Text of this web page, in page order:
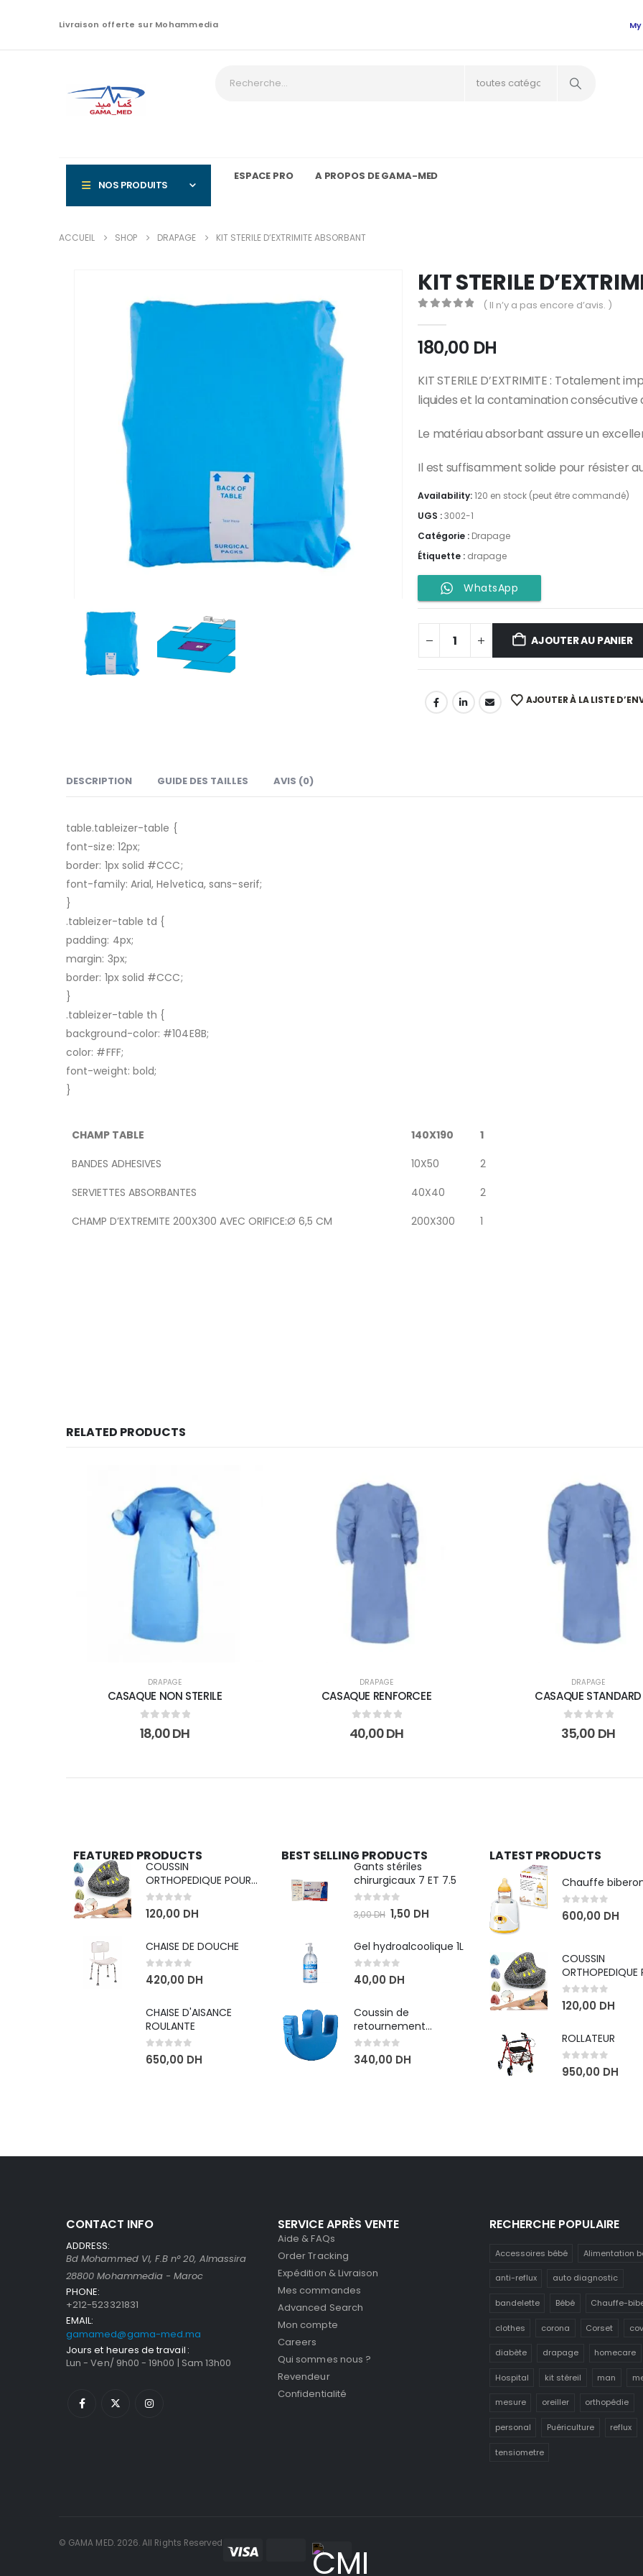
Livraison offerte sur Mohammedia
NOS PRODUITS
ESPACE PRO A PROPOS DE GAMA-MED
ACCUEIL SHOP DRAPAGE KIT STERILE D’EXTRIMITE ABSORBANT
KIT STERILE
( Il n’y a pas encore d’avis. )
180,00 DH
KIT STERILE D’EXTRIMITE :
liquides et la contamination consécutive
Le matériau absorbant assure un
Il est suffisamment solide pour résister
Availability:120 en stock (peut être commandé)
UGS :3002-1
Catégorie : Drapage
Étiquette : drapage
WhatsApp
AJOUTER AU PANIER
AJOUTER À LA LISTE
DESCRIPTION GUIDE DES TAILLES AVIS (0)
table.tableizer-table {
font-size: 12px;
border: 1px solid #CCC;
font-family: Arial, Helvetica, sans-serif;
}
.tableizer-table td {
padding: 4px;
margin: 3px;
border: 1px solid #CCC;
}
.tableizer-table th {
background-color: #104E8B;
color: #FFF;
font-weight: bold;
}
CHAMP TABLE 140X190
1
BANDES ADHESIVES
10X50
2
SERVIETTES ABSORBANTES
40X40
2
CHAMP D’EXTREMITE 200X300 AVEC ORIFICE:Ø 6,5 CM
200X300 1
RELATED PRODUCTS
DRAPAGE
CASAQUE NON STERILE
0sur 5
18,00DH
DRAPAGE
CASAQUE RENFORCEE
sur 5
40,00DH
DRAPAGE
CASAQUE STANDARD
0 sur 5
35,00 DH
FEATURED PRODUCTS
COUSSIN
ORTHOPEDIQUE POUR
GENOU
0sur 5
120,00 DH
CHAISE DE DOUCHE
0 sur 5
420,00 DH
CHAISE D'AISANCE
ROULANTE
0 sur 5
650,00 DH
BEST SELLING PRODUCTS
Gants stériles
chirurgicaux 7 ET 7.5
sur 5
3,00DH 1,50 DH
Gel hydroalcoolique 1L
0 sur 5
40,00 DH
Coussin de
retournement
ergonomique pour lit
médicalisé
0 sur 5
340,00 DH
LATEST PRODUCTS
Chauffe biberon
0 sur 5
600,00 DH
COUSSIN
ORTHOPEDIQUE
GENOU
0sur 5
120,00 DH
ROLLATEUR
0 sur 5
950,00 DH
CONTACT INFO
ADDRESS:
Bd Mohammed VI, F.B n° 20, Almassira
28800 Mohammedia - Maroc
PHONE:
+212-523321831
EMAIL:
gamamed@gama-med.ma
Jours et heures de travail :
Lun - Ven/ 9h00 - 19h00 | Sam 13h00
SERVICE APRÈS VENTE
Aide & FAQs
Order Tracking
Expédition & Livraison
Mes commandes
Advanced Search
Mon compte
Careers
Qui sommes nous ?
Revendeur
Confidentialité
RECHERCHE POPULAIRE
Accessoires bébé Alimentation
anti-reflux auto diagnostic
bandelette Bébé Chauffe-
clothes corona Corset
diabète drapage homecare
Hospital kit stéreil man
mesure oreiller orthopédie
personal Puériculture reflux
tensiometre
© GAMA MED. 2026. All Rights Reserved